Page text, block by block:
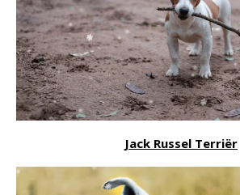
Jack Russel Terriër